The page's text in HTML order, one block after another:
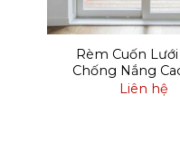
Rèm Cuốn
Chống Nắng
Liên hệ